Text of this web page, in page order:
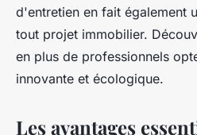
d'entretien en fait également
tout projet immobilier.
en plus de professionnels
innovante et écologique.
Les avantages